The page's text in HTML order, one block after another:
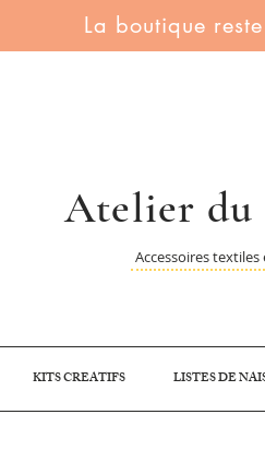
La boutique
Atelier du
Accessoires
KITS CREATIFS LISTES DE